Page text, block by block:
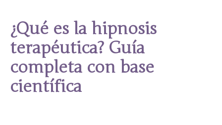
¿Qué es la hipnosis
terapéutica? Guía
completa con base
científica